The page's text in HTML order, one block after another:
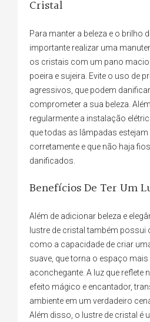
Cristal
Para manter a beleza e o brilho
importante realizar uma
os cristais com um pano
poeira e sujeira. Evite o uso de
agressivos, que podem
comprometer a sua beleza.
regularmente a instalação
que todas as lâmpadas
corretamente e que não haja
danificados.
Benefícios De Ter Um
Além de adicionar beleza e
lustre de cristal também possui
como a capacidade de criar
suave, que torna o espaço
aconchegante. A luz que reflete
efeito mágico e encantador,
ambiente em um verdadeiro
Além disso, o lustre de cristal é